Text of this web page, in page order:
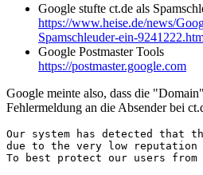
Google stufte ct.de als
https://www.heise.de/news/
Spamschleuder-ein-
Google Postmaster Tools
https://postmaster.google.com
Google meinte also, dass die
Fehlermeldung an die Absender bei
Our system has detected that
due to the very low reputation
To best protect our users from